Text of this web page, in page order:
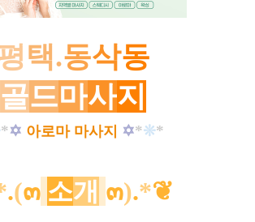
택.동삭동
골드마사지
*✡ 아로마 마사지 ✡*❊*
.(๓ 소개 ๓).*❦